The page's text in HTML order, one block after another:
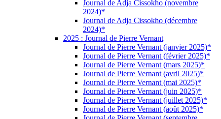
Journal de Adja Cissokho (novembre
2024)*
Journal de Adja Cissokho (décembre
2024)*
2025 : Journal de Pierre Vernant
Journal de Pierre Vernant (janvier 2025)*
Journal de Pierre Vernant (février 2025)*
Journal de Pierre Vernant (mars 2025)*
Journal de Pierre Vernant (avril 2025)*
Journal de Pierre Vernant (mai 2025)*
Journal de Pierre Vernant (juin 2025)*
Journal de Pierre Vernant (juillet 2025)*
Journal de Pierre Vernant (août 2025)*